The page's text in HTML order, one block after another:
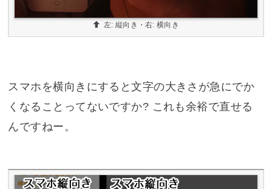
左: 縦向き・右: 横向き
スマホを横向きにすると文字の大きさが急にでか
くなることってないですか? これも余裕で直せる
んですねー。